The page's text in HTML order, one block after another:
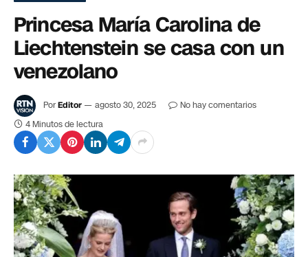
Princesa María Carolina de
Liechtenstein se casa con un
venezolano
PorEditor agosto 30, 2025
No hay comentarios
4 Minutos de lectura